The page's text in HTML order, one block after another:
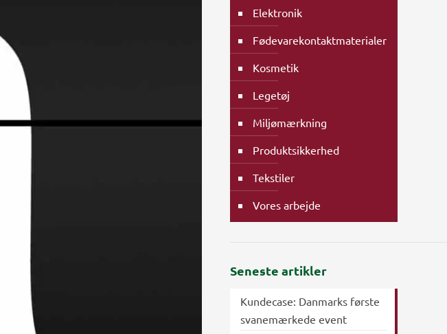
Elektronik
Fødevarekontaktmaterialer
Kosmetik
Legetøj
Miljømærkning
Produktsikkerhed
Tekstiler
Vores arbejde
Seneste artikler
Kundecase: Danmarks første
svanemærkede event